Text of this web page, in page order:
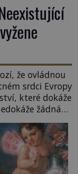
že ovládnou
srdci Evropy
které dokáže
žádná
– to dokáže
od roku 1223
moře, […]